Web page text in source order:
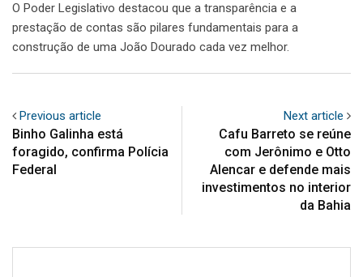
O Poder Legislativo destacou que a transparência e a
prestação de contas são pilares fundamentais para a
construção de uma João Dourado cada vez melhor.
Previous article
Binho Galinha está
foragido, confirma Polícia
Federal
Next article
Cafu Barreto se reúne
com Jerônimo e Otto
Alencar e defende mais
investimentos no interior
da Bahia